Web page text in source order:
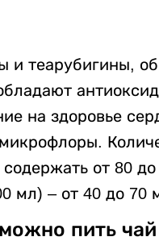
и теарубигины,
на здоровье
от 80
мл) – от 40 до 70
пить